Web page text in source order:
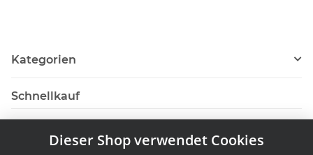
Kategorien
Schnellkauf
Dieser Shop verwendet Cookies